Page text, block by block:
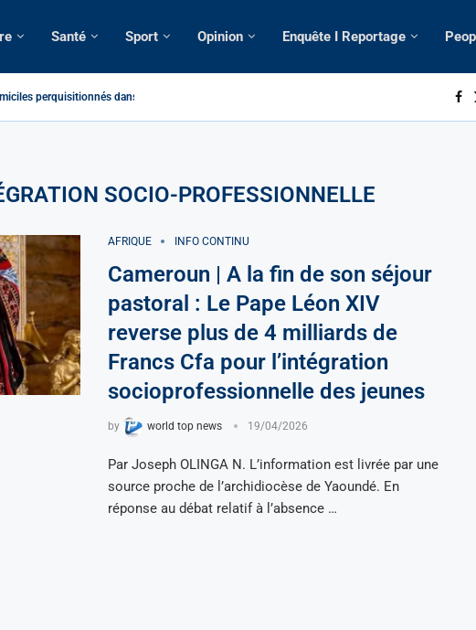
Santé Sport Opinion Enquête I Reportage
perquisitionnés dans le...
SOCIO-PROFESSIONNELLE
AFRIQUE INFO CONTINU
Cameroun | A la fin de son séjour
pastoral : Le Pape Léon XIV
reverse plus de 4 milliards de
Francs Cfa pour l’intégration
socioprofessionnelle des jeunes
by world top news 19/04/2026
Par Joseph OLINGA N. L’information est livrée par une
source proche de l’archidiocèse de Yaoundé. En
réponse au débat relatif à l’absence …